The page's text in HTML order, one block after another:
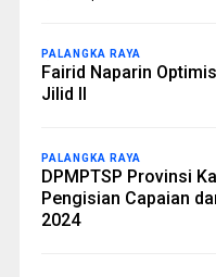
PALANGKA RAYA
Fairid Naparin
Jilid II
PALANGKA RAYA
DPMPTSP Provinsi
Pengisian Capaian
2024